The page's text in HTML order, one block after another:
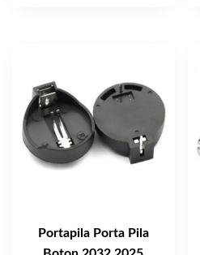
Portapila Porta Pila